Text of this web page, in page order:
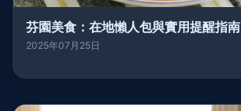
芬園美食：在地懶人包與實用提醒指南
2025年07月25日